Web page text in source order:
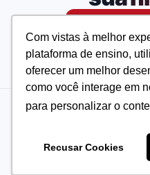
Com vistas à melhor
plataforma de ensino,
oferecer um melhor
como você interage em
para personalizar o
Recusar Cookies
Com vistas à melhor
plataforma de ensino,
oferecer um melhor
como você interage em
para personalizar o
Recusar Cookies
© 2026 Andresan - Cursos e